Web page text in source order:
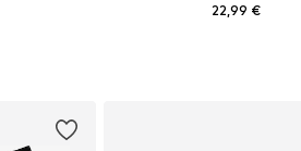
22,99 €